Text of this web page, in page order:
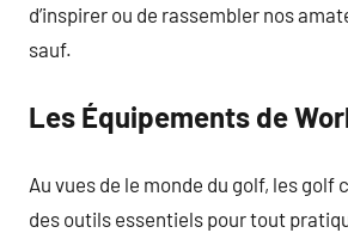
d’inspirer ou de rassembler nos
sauf.
Les Équipements de
Au vues de le monde du golf, les golf
des outils essentiels pour tout